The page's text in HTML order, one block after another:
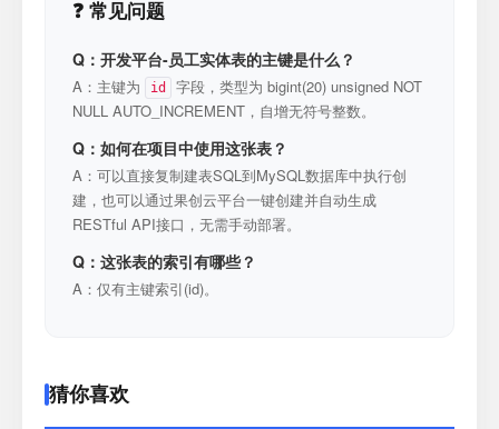
❓ 常见问题
Q：开发平台-员工实体表的主键是什么？
A：主键为 id
字段，类型为 bigint(20) unsigned NOT
NULL AUTO_INCREMENT，自增无符号整数。
Q：如何在项目中使用这张表？
A：可以直接复制建表SQL到MySQL数据库中执行创
建，也可以通过果创云平台一键创建并自动生成
RESTful API接口，无需手动部署。
Q：这张表的索引有哪些？
A：仅有主键索引(id)。
猜你喜欢